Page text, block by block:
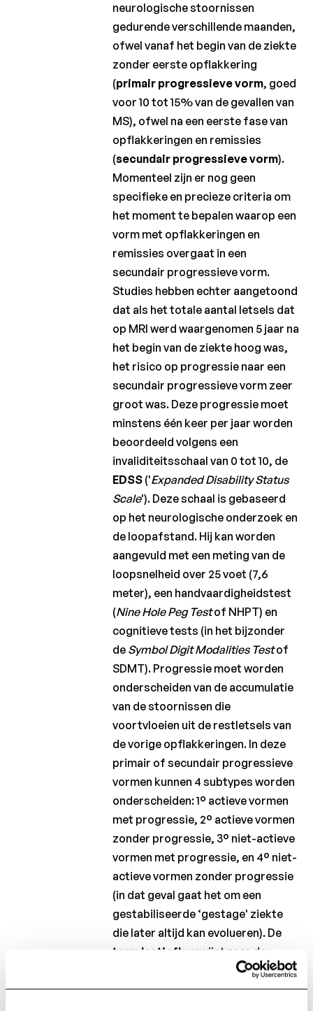
neurologische stoornissen
gedurende verschillende maanden,
ofwel vanaf het begin van de ziekte
zonder eerste opflakkering
(primair progressieve vorm, goed
voor 10 tot 15% van de gevallen van
MS), ofwel na een eerste fase van
opflakkeringen en remissies
(secundair progressieve vorm).
Momenteel zijn er nog geen
specifieke en precieze criteria om
het moment te bepalen waarop een
vorm met opflakkeringen en
remissies overgaat in een
secundair progressieve vorm.
Studies hebben echter aangetoond
dat als het totale aantal letsels dat
op MRI werd waargenomen 5 jaar na
het begin van de ziekte hoog was,
het risico op progressie naar een
secundair progressieve vorm zeer
groot was. Deze progressie moet
minstens één keer per jaar worden
beoordeeld volgens een
invaliditeitsschaal van 0 tot 10, de
EDSS ('Expanded Disability Status
Scale'). Deze schaal is gebaseerd
op het neurologische onderzoek en
de loopafstand. Hij kan worden
aangevuld met een meting van de
loopsnelheid over 25 voet (7,6
meter), een handvaardigheidstest
(Nine Hole Peg Testof NHPT) en
cognitieve tests (in het bijzonder
de Symbol Digit Modalities Testof
SDMT). Progressie moet worden
onderscheiden van de accumulatie
van de stoornissen die
voortvloeien uit de restletsels van
de vorige opflakkeringen. In deze
primair of secundair progressieve
vormen kunnen 4 subtypes worden
onderscheiden: 1° actieve vormen
met progressie, 2° actieve vormen
zonder progressie, 3° niet-actieve
vormen met progressie, en 4° niet-
actieve vormen zonder progressie
(in dat geval gaat het om een
gestabiliseerde ‘gestage' ziekte
die later altijd kan evolueren). De
term 'actief'verwijst naar de
aanwezigheid van opflakkeringen
bovenop de progressie en/of